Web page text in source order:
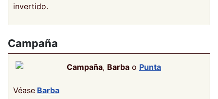
invertido.
Campaña
Campaña, Barba o Punta
Véase Barba